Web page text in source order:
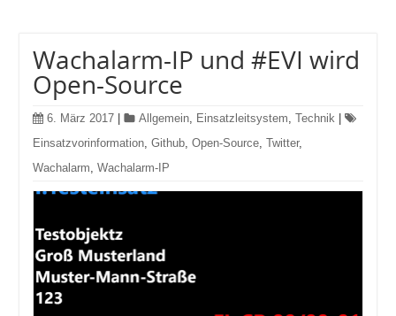
Wachalarm-IP und #EVI wird
Open-Source
6. März 2017 Allgemein Einsatzleitsystem ,Technik
Einsatzvorinformation ,Github ,Open-Source ,Twitter,
Wachalarm ,Wachalarm-IP